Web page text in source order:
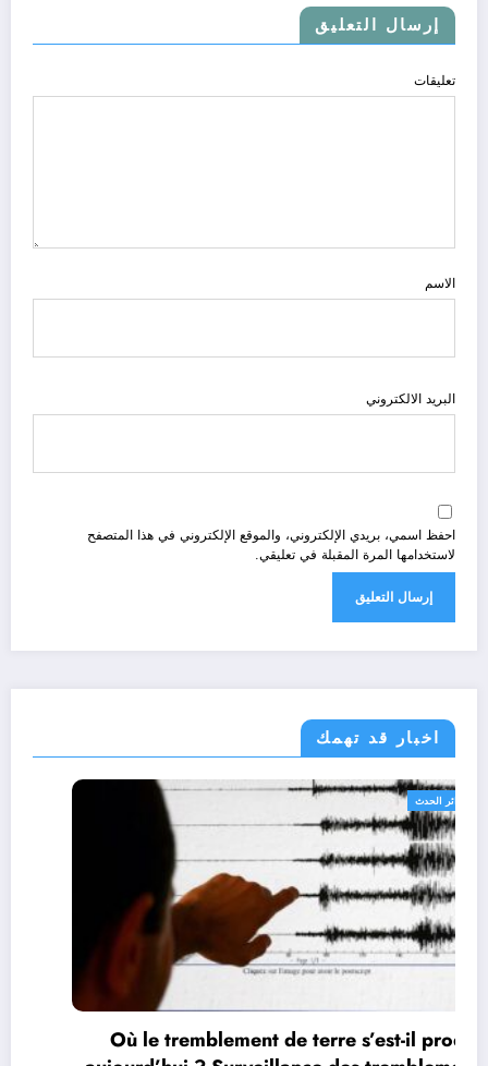
إرسال التعليق
تعليقات
الاسم
البريد الالكتروني
احفظ اسمي، بريدي الإلكتروني، والموقع الإلكتروني في هذا المتصفح
لاستخدامها المرة المقبلة في تعليقي.
اخبار قد تهمك
الجزائر الحدث
Où le tremblement de terre s’est-il produit